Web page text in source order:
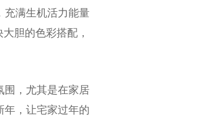
充满生机活力能量
胆的色彩搭配，
围，尤其是在家居
年，让宅家过年的